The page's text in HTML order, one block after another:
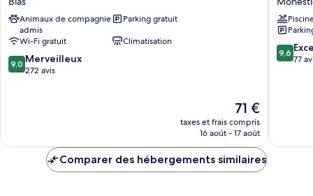
Confort
Villeneuve
Sur
Lot
Bias
Animaux de compagnie
admis
Parking gratuit
Wi-Fi gratuit
Climatisation
9.0
sur
9,0 Merveilleux
272 avis
Le
nouveau
prix
de
71 €
taxes et frais compris
16 août - 17 août
Vigiers
9.6
sur
9,6
77
Comparer des hébergements similaires